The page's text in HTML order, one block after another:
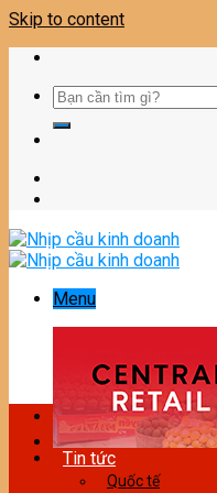
Skip to content
Menu
Tin tức
Quốc tế